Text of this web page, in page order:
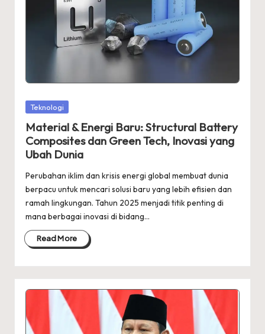
Posted
Teknologi
Material & Energi Baru: Structural Battery
Composites dan Green Tech, Inovasi yang
Ubah Dunia
Perubahan iklim dan krisis energi global membuat dunia
berpacu untuk mencari solusi baru yang lebih efisien dan
ramah lingkungan. Tahun 2025 menjadi titik penting di
mana berbagai inovasi di bidang…
Read More